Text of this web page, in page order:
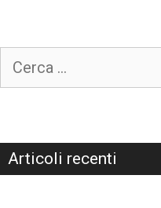
Articoli recenti